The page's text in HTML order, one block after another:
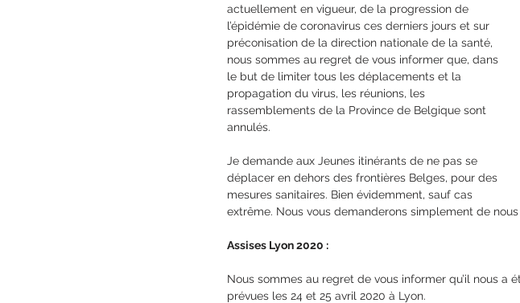
actuellement en vigueur, de la progression de
l’épidémie de coronavirus ces derniers jours et sur
préconisation de la direction nationale de la santé,
nous sommes au regret de vous informer que, dans
le but de limiter tous les déplacements et la
propagation du virus, les réunions, les
rassemblements de la Province de Belgique sont
annulés.
Je demande aux Jeunes itinérants de ne pas se
déplacer en dehors des frontières Belges, pour des
mesures sanitaires. Bien évidemment, sauf cas
extrême. Nous vous demanderons simplement de
Assises Lyon 2020 :
Nous sommes au regret de vous informer qu’il nous a
prévues les 24 et 25 avril 2020 à Lyon.